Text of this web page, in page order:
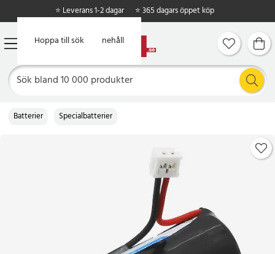
Hoppa till huvudinnehåll
Hoppa till sök
⭐ Leverans 1-2 dagar ⭐ 365 dagars öppet köp
Batterier Specialbatterier